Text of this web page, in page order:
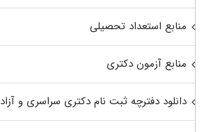
منابع استعداد تحصیلی
منابع آزمون دکتری
دانلود دفترچه ثبت نام دکتری سراسری و آزاد